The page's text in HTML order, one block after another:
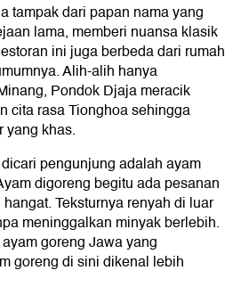
tampak dari papan nama yang
lama, memberi nuansa klasik
ini juga berbeda dari rumah
Alih-alih hanya
Pondok Djaja meracik
cita rasa Tionghoa sehingga
yang khas.
pengunjung adalah ayam
digoreng begitu ada pesanan
Teksturnya renyah di luar
meninggalkan minyak berlebih.
goreng Jawa yang
goreng di sini dikenal lebih